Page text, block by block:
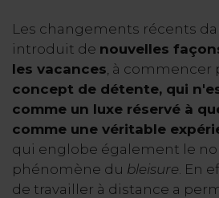
Les changements récents
introduit de nouvelles
les vacances , à commencer
concept de détente, qui
comme un luxe réservé à
comme une véritable
qui englobe également le
phénomène du bleisure . En
de travailler à distance a